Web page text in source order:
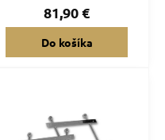
81,90 €
Do košíka